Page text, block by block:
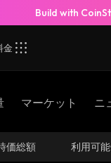
Build with
金
マーケット ニ
価総額 利用可